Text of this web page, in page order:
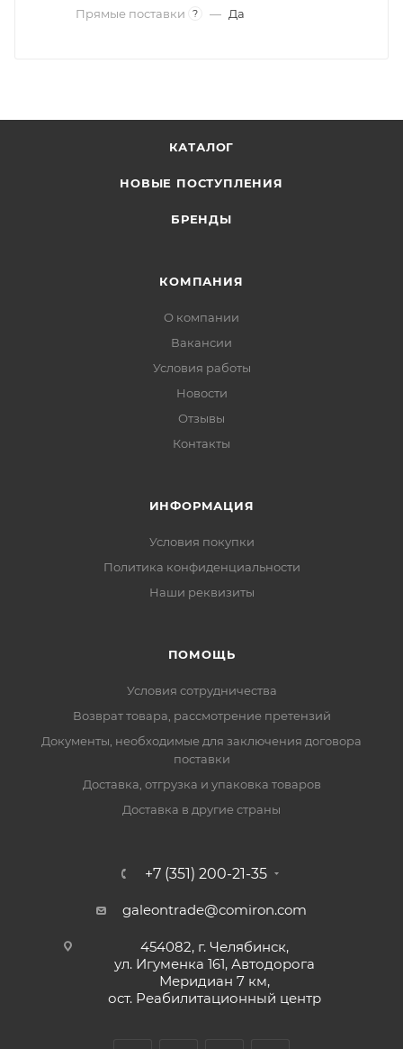
Прямые поставки
? — Да
КАТАЛОГ
НОВЫЕ ПОСТУПЛЕНИЯ
БРЕНДЫ
КОМПАНИЯ
О компании
Вакансии
Условия работы
Новости
Отзывы
Контакты
ИНФОРМАЦИЯ
Условия покупки
Политика конфиденциальности
Наши реквизиты
ПОМОЩЬ
Условия сотрудничества
Возврат товара, рассмотрение претензий
Документы, необходимые для заключения договора
поставки
Доставка, отгрузка и упаковка товаров
Доставка в другие страны
+7 (351) 200-21-35
galeontrade@comiron.com
454082, г. Челябинск,
ул. Игуменка 161, Автодорога
Меридиан 7 км,
ост. Реабилитационный центр